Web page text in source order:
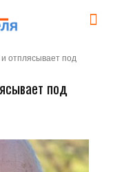
отплясывает под
под